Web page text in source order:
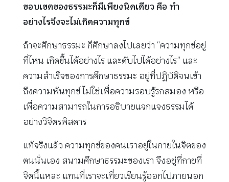
ขอบเขตของธรรมะก็มีเพียงนิดเดียว คือ ทำ
อย่างไรจึงจะไม่เกิดความทุกข์
ถ้าจะศึกษาธรรมะ ก็ศึกษาลงไปเลยว่า “ความทุกข์อยู่
ที่ไหน เกิดขึ้นได้อย่างไร และดับไปได้อย่างไร” และ
ความสำเร็จของการศึกษาธรรมะ อยู่ที่ปฏิบัติจนเข้า
ถึงความพ้นทุกข์ ไม่ใช่เพื่อความรอบรู้รกสมอง หรือ
เพื่อความสามารถในการอธิบายแจกแจงธรรมได้
อย่างวิจิตรพิสดาร
แท้จริงแล้ว ความทุกข์ของคนเราอยู่ในกายในจิตของ
ตนนั่นเอง สนามศึกษาธรรมะของเรา จึงอยู่ที่กายที่
จิตนี้แหละ แทนที่เราจะเที่ยวเรียนรู้ออกไปภายนอก